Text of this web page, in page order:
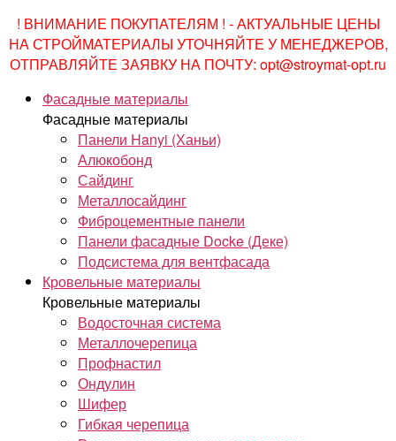
! ВНИМАНИЕ ПОКУПАТЕЛЯМ ! - АКТУАЛЬНЫЕ ЦЕНЫ
НА СТРОЙМАТЕРИАЛЫ УТОЧНЯЙТЕ У МЕНЕДЖЕРОВ,
ОТПРАВЛЯЙТЕ ЗАЯВКУ НА ПОЧТУ: opt@stroymat-opt.ru
Фасадные материалы
Фасадные материалы
Панели Hanyi (Ханьи)
Алюкобонд
Сайдинг
Металлосайдинг
Фиброцементные панели
Панели фасадные Docke (Деке)
Подсистема для вентфасада
Кровельные материалы
Кровельные материалы
Водосточная система
Металлочерепица
Профнастил
Ондулин
Шифер
Гибкая черепица